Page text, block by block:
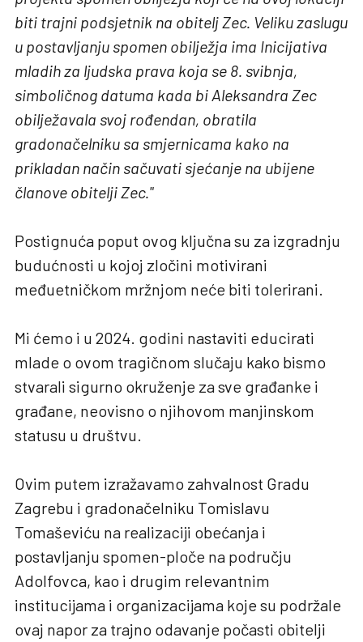
biti trajni podsjetnik na obitelj Zec. Veliku zaslugu
u postavljanju spomen obilježja ima Inicijativa
mladih za ljudska prava koja se 8. svibnja,
simboličnog datuma kada bi Aleksandra Zec
obilježavala svoj rođendan, obratila
gradonačelniku sa smjernicama kako na
prikladan način sačuvati sjećanje na ubijene
članove obitelji Zec."
Postignuća poput ovog ključna su za izgradnju
budućnosti u kojoj zločini motivirani
međuetničkom mržnjom neće biti tolerirani.
Mi ćemo i u 2024. godini nastaviti educirati
mlade o ovom tragičnom slučaju kako bismo
stvarali sigurno okruženje za sve građanke i
građane, neovisno o njihovom manjinskom
statusu u društvu.
Ovim putem izražavamo zahvalnost Gradu
Zagrebu i gradonačelniku Tomislavu
Tomaševiću na realizaciji obećanja i
postavljanju spomen-ploče na području
Adolfovca, kao i drugim relevantnim
institucijama i organizacijama koje su podržale
ovaj napor za trajno odavanje počasti obitelji